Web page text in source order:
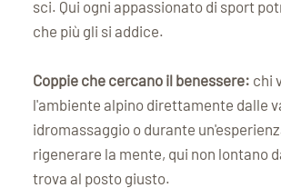
sci. Qui ogni appassionato di sport
che più gli si addice.
Coppie che cercano il benessere: chi
l'ambiente alpino direttamente dalle
idromassaggio o durante
rigenerare la mente, qui non lontano
trova al posto giusto.